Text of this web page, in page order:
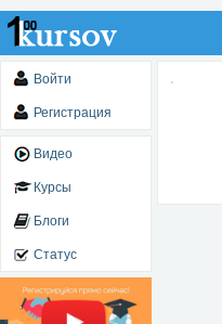
Войти
Регистрация
Видео
Курсы
Блоги
Статус